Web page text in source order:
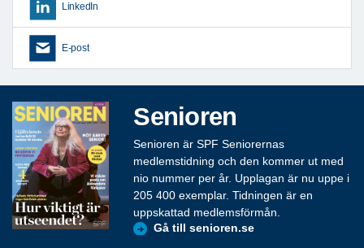
LinkedIn
E-post
Senioren
Senioren är SPF Seniorernas
medlemstidning och den kommer ut med
nio nummer per år. Upplagan är nu uppe i
205 400 exemplar. Tidningen är en
uppskattad medlemsförmån.
Gå till senioren.se